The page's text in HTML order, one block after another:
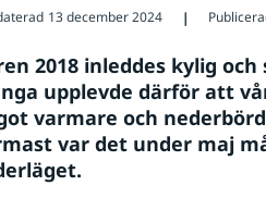
13 december 2024 ❘
2018 inleddes kylig
upplevde därför att
varmare och
var det under maj